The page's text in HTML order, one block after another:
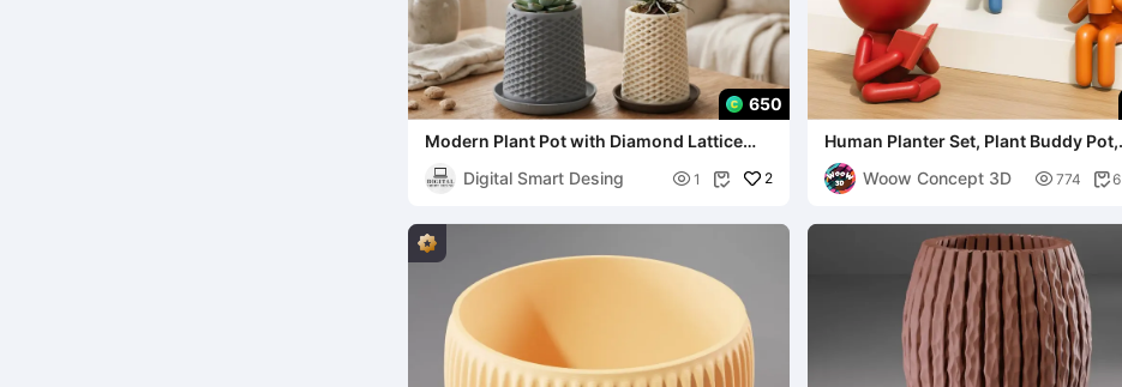
650
Modern Plant Pot with Diamond Lattice
Digital Smart Desing
 1  2
Human Planter Set, Plant Buddy Pot,
Robert Succulent Planter
Woow Concept 3D
 774 6